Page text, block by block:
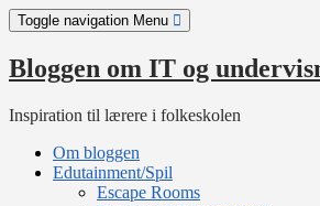
Skip
to
content
Toggle navigation Menu
Bloggen om IT og
Inspiration til lærere i folkeskolen
Om bloggen
Edutainment/Spil
Escape Rooms